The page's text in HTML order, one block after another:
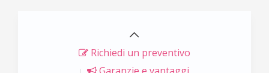
Richiedi un preventivo